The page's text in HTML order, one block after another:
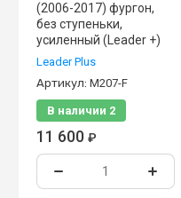
(2006-2017) фургон,
без ступеньки,
усиленный (Leader +)
Leader Plus
Артикул: M207-F
В наличии 2
11 600 ₽